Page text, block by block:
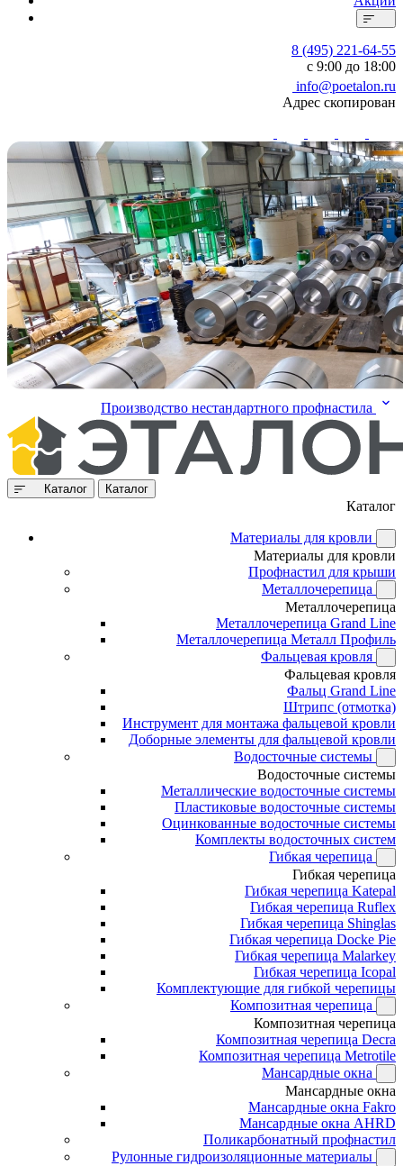
8 (495) 221-64-55
с 9:00 до 18:00
info@poetalon.ru
Адрес скопирован
Производство нестандартного профнастила
Каталог Каталог
Каталог
Материалы для кровли
Материалы для кровли
Профнастил для крыши
Металлочерепица
Металлочерепица
Металлочерепица Grand Line
Металлочерепица Металл Профиль
Фальцевая кровля
Фальцевая кровля
Фальц Grand Line
Штрипс (отмотка)
Инструмент для монтажа фальцевой кровли
Доборные элементы для фальцевой кровли
Водосточные системы
Водосточные системы
Металлические водосточные системы
Пластиковые водосточные системы
Оцинкованные водосточные системы
Комплекты водосточных систем
Гибкая черепица
Гибкая черепица
Гибкая черепица Katepal
Гибкая черепица Ruflex
Гибкая черепица Shinglas
Гибкая черепица Docke Pie
Гибкая черепица Malarkey
Гибкая черепица Icopal
Комплектующие для гибкой черепицы
Композитная черепица
Композитная черепица
Композитная черепица Decra
Композитная черепица Metrotile
Мансардные окна
Мансардные окна
Мансардные окна Fakro
Мансардные окна AHRD
Поликарбонатный профнастил
Рулонные гидроизоляционные материалы